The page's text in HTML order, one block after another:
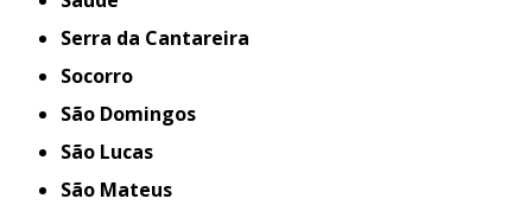
Serra da Cantareira
Socorro
São Domingos
São Lucas
São Mateus